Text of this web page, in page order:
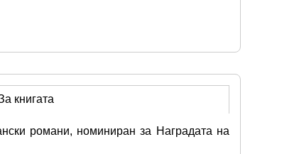
книгата
романи, номиниран за Наградата на